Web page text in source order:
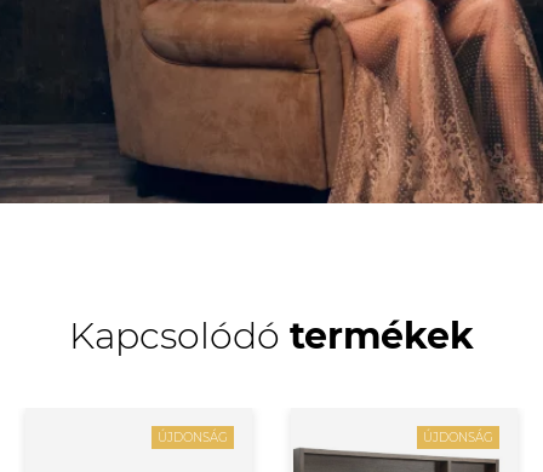
Kapcsolódó termékek
ÚJDONSÁG ÚJDONSÁG